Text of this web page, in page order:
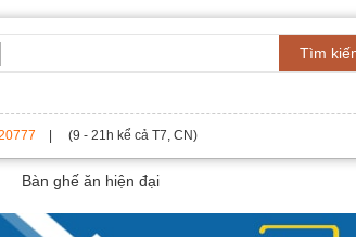
Tìm
| (9 - 21h kể cả T7, CN)
Bàn ghế ăn hiện đại